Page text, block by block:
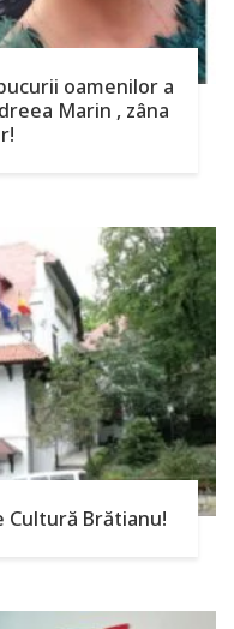
oamenilor a
Marin , zâna
Cultură Brătianu!